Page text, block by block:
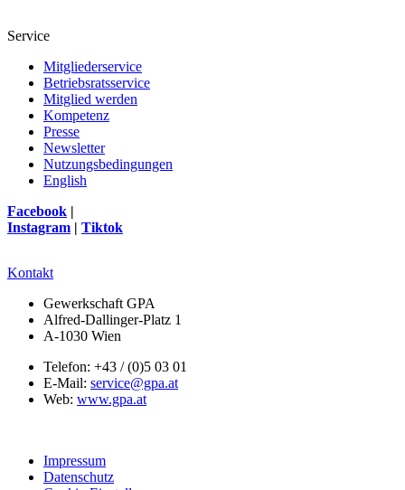
Service
Mitgliederservice
Betriebsratsservice
Mitglied werden
Kompetenz
Presse
Newsletter
Nutzungsbedingungen
English
Facebook |
Instagram | Tiktok
Kontakt
Gewerkschaft GPA
Alfred-Dallinger-Platz 1
A-1030 Wien
Telefon: +43 / (0)5 03 01
E-Mail: service@gpa.at
Web: www.gpa.at
Impressum
Datenschutz